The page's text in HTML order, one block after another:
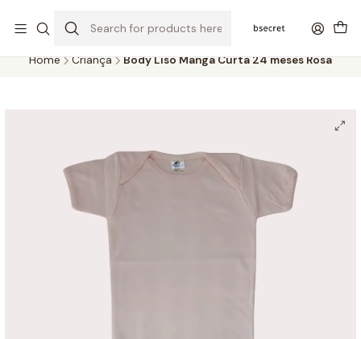
A 5 DIAS
Home Criança Body Liso Manga Curta 24 meses Rosa